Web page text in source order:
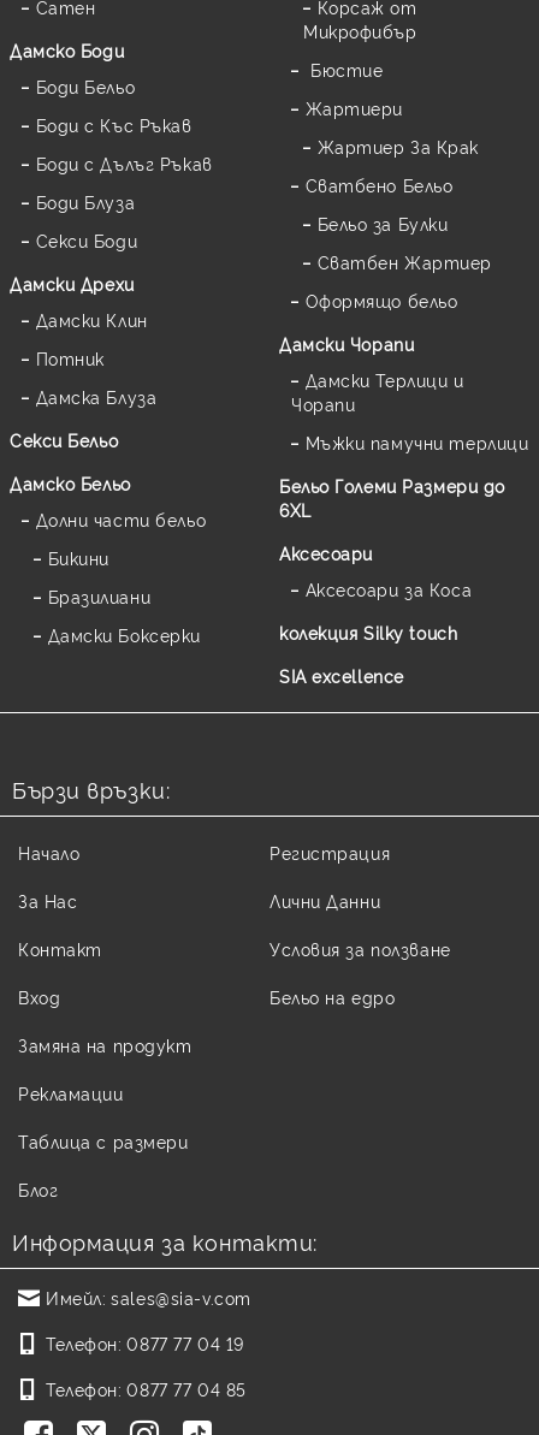
Сатен
Дамскo Боди
Боди Бельо
Боди с Къс Ръкав
Боди с Дълъг Ръкав
Боди Блуза
Секси Боди
Дамски Дрехи
Дамски Клин
Потник
Дамска Блуза
Секси Бельо
Дамско Бельо
Долни части бельо
Бикини
Бразилиани
Дамски Боксерки
Корсаж от
Микрофибър
Бюстие
Жартиери
Жартиер За Крак
Сватбено Бельо
Бельо за Булки
Сватбен Жартиер
Оформящо бельо
Дамски Чорапи
Дамски Терлици и
Чорапи
Мъжки памучни терлици
Бельо Големи Размери до
6XL
Аксесоари
Аксесоари за Коса
колекция Silky touch
SIA excellence
Бързи връзки:
Начало
За Нас
Контакт
Вход
Регистрация
Лични Данни
Условия за ползване
Бельо на едро
Замяна на продукт
Рекламации
Таблица с размери
Блог
Информация за контакти:
Имейл: sales@sia-v.com
Телефон: 0877 77 04 19
Телефон: 0877 77 04 85